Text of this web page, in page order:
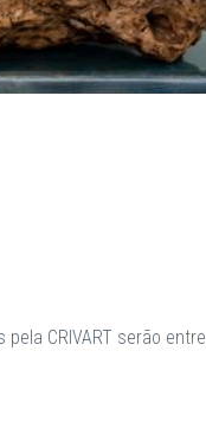
CRIVART serão